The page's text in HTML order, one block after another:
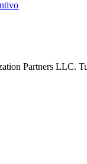
Partners LLC.